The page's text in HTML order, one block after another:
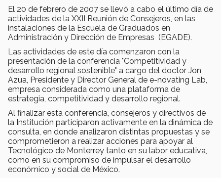
El 20 de febrero de 2007 se llevó a cabo el último día de
actividades de la XXII Reunión de Consejeros, en las
instalaciones de la Escuela de Graduados en
Administración y Dirección de Empresas (EGADE).
Las actividades de este día comenzaron con la
presentación de la conferencia "Competitividad y
desarrollo regional sostenible" a cargo del doctor Jon
Azua, Presidente y Director General de e-novating Lab,
empresa considerada como una plataforma de
estrategia, competitividad y desarrollo regional.
Al finalizar esta conferencia, consejeros y directivos de
la Institución participaron activamente en la dinámica de
consulta, en donde analizaron distintas propuestas y se
comprometieron a realizar acciones para apoyar al
Tecnológico de Monterrey tanto en su labor educativa,
como en su compromiso de impulsar el desarrollo
económico y social de México.